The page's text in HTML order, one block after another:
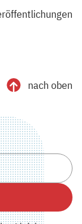
nach oben